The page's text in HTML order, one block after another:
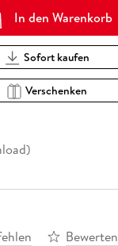
In den Warenkorb
Sofort kaufen
Verschenken
Bewerten